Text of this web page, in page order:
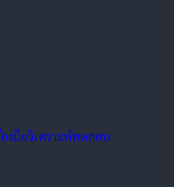
งมือวิเคราะห์ทดสอบ